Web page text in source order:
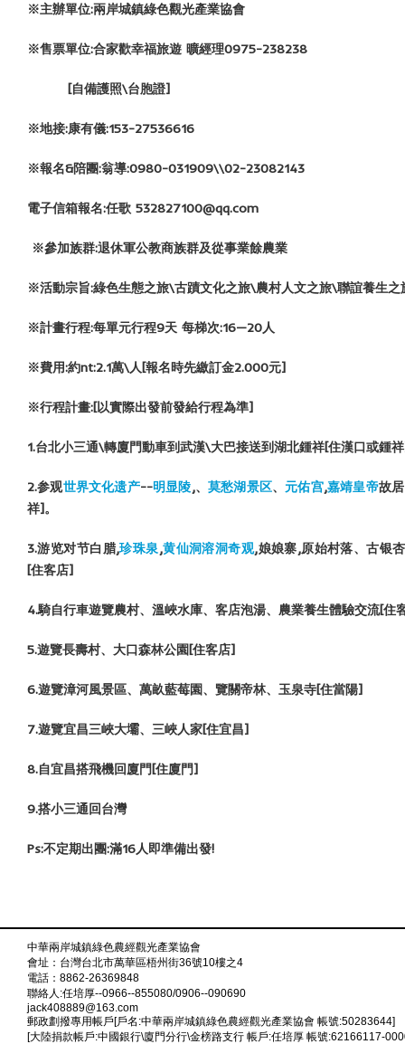
※主辦單位:兩岸城鎮綠色觀光產業協會
※售票單位:合家歡幸福旅遊 曠經理0975-238238
[自備護照\台胞證]
※地接:康有儀:153-27536616
※報名&陪團:翁導:0980-031909\\02-23082143
電子信箱報名:任歌 532827100@qq.com
※參加族群:退休軍公教商族群及從事業餘農業
※活動宗旨:綠色生態之旅\古蹟文化之旅\農村人文之旅\聯誼養生之
※計畫行程:每單元行程9天 每梯次:16—20人
※費用:約nt:2.1萬\人[報名時先繳訂金2.000元]
※行程計畫:[以實際出發前發給行程為準]
1.台北小三通\轉廈門動車到武漢\大巴接送到湖北鍾祥[住漢口或鍾
2.参观世界文化遗产--明显陵,、莫愁湖景区、 元佑宫,嘉靖皇帝故
祥]。
3.游览对节白腊,珍珠泉,黄仙洞溶洞奇观,娘娘寨,原始村落、古银
[住客店]
4.騎自行車遊覽農村、溫峽水庫、客店泡湯、農業養生體驗交流[住
5.遊覽長壽村、大口森林公園[住客店]
6.遊覽漳河風景區、萬畝藍莓園、 覽關帝林、玉泉寺[住當陽]
7.遊覽宜昌三峽大壩、三峽人家[住宜昌]
8.自宜昌搭飛機回廈門[住廈門]
9.搭小三通回台灣
Ps:不定期出團:滿16人即準備出發!
中華兩岸城鎮綠色農經觀光產業協會
會址：台灣台北市萬華區梧州街36號10樓之4
電話：8862-26369848
聯絡人:任培厚--0966--855080/0906--090690
jack408889@163.com
郵政劃撥專用帳戶[戶名:中華兩岸城鎮綠色農經觀光產業協會 帳號:50283644]
[大陸捐款帳戶:中國銀行\廈門分行\金榜路支行 帳戶:任培厚 帳號:62166117-